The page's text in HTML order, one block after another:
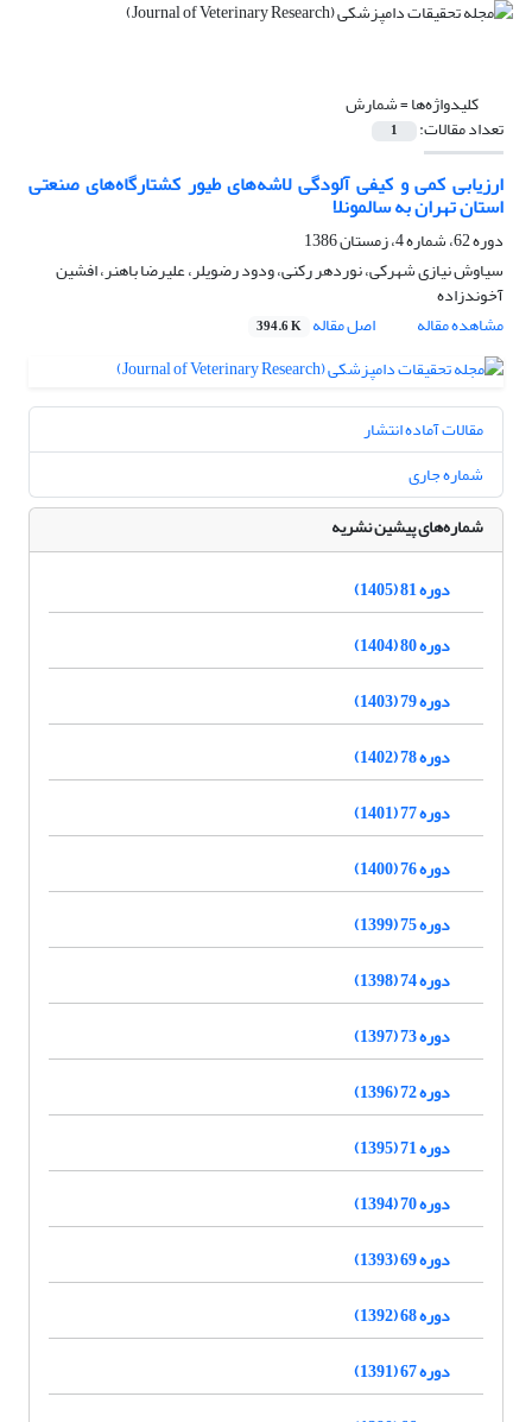
کلیدواژه‌ها =شمارش
تعداد مقالات: 1
ارزیابی کمی و کیفی آلودگی لاشه‌های طیور کشتارگاه‌های صنعتی
استان تهران به سالمونلا
دوره 62، شماره 4، زمستان 1386
سیاوش نیازی شهرکی، نوردهر رکنی، ودود رضویلر، علیرضا باهنر، افشین
آخوندزاده
مشاهده مقاله
اصل مقاله 394.6 K
مقالات آماده انتشار
شماره جاری
شماره‌های پیشین نشریه
دوره 81 (1405)
دوره 80 (1404)
دوره 79 (1403)
دوره 78 (1402)
دوره 77 (1401)
دوره 76 (1400)
دوره 75 (1399)
دوره 74 (1398)
دوره 73 (1397)
دوره 72 (1396)
دوره 71 (1395)
دوره 70 (1394)
دوره 69 (1393)
دوره 68 (1392)
دوره 67 (1391)